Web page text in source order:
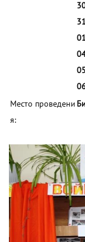
Место проведени
я: